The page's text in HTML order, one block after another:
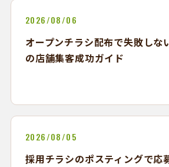
2026/08/06
オープンチラシ配布で失敗しな
の店舗集客成功ガイド
2026/08/05
採用チラシのポスティングで応